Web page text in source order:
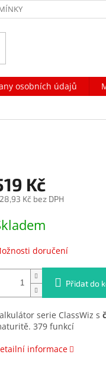
osobních údajů
Kč
Kč bez DPH
doručení
Přidat do
serie ClassWiz s
379 funkcí
informace